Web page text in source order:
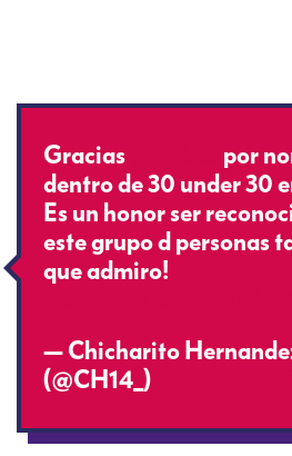
Gracias
por
dentro de 30 under 30
Es un honor ser
este grupo d personas
que admiro!
— Chicharito
(@CH14_)